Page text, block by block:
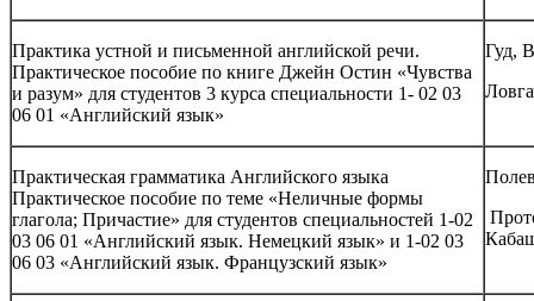
Практика устной и письменной английской речи.
Практическое пособие по книге Джейн Остин «Чувства
и разум» для студентов 3 курса специальности 1- 02 03
06 01 «Английский язык»
Гуд,
Практическая грамматика Английского языка
Практическое пособие по теме «Неличные формы
глагола; Причастие» для студентов специальностей 1-02
03 06 01 «Английский язык. Немецкий язык» и 1-02 03
06 03 «Английский язык. Французский язык»